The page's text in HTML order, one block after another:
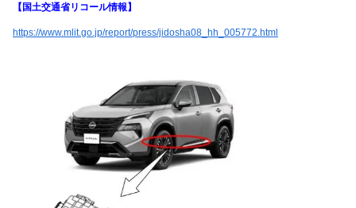
【国土交通省リコール情報】
https://www.mlit.go.jp/report/press/jidosha08_hh_005772.html